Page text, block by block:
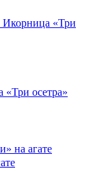
Икорница «Три
«Три осетра»